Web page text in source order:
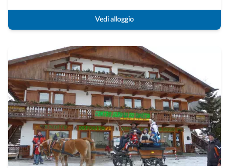
Vedi alloggio